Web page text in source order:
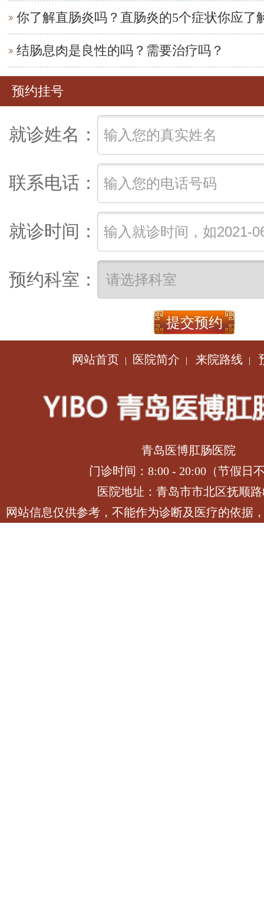
你了解直肠炎吗？直肠炎的5个症状你应了
结肠息肉是良性的吗？需要治疗吗？
预约挂号
就诊姓名：
联系电话：
就诊时间：
预约科室：
网站首页 | 医院简介 | 来院路线 |
青岛医博肛肠医院
门诊时间：8:00 - 20:00（节假日
医院地址：青岛市市北区抚顺
网站信息仅供参考，不能作为诊断及医疗的依据